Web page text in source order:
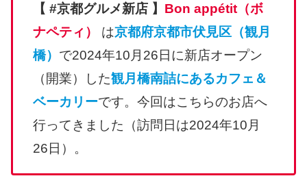
【 #京都グルメ新店 】 Bon appétit（ボ
ナペティ）
は京都府京都市伏見区（観月
橋） で2024年10月26日に新店オープン
（開業）した観月橋南詰にあるカフェ＆
ベーカリーです。今回はこちらのお店へ
行ってきました（訪問日は2024年10月
26日）。